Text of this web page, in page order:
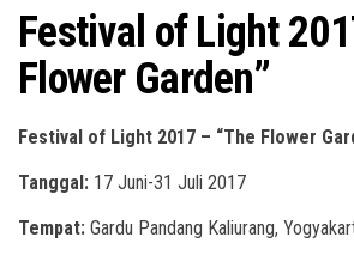
Acara &
Promo
Terbaru
Bazaar,
Workshop,
Job Fair,
Lomba dll.
Festival of Light
Flower Garden”
Festival of Light 2017 – “The Flower
Tanggal: 17 Juni-31 Juli 2017
Tempat: Gardu Pandang Kaliurang,